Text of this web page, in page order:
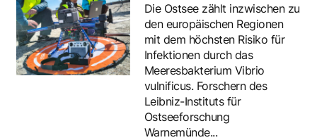
Die Ostsee zählt inzwischen zu
den europäischen Regionen
mit dem höchsten Risiko für
Infektionen durch das
Meeresbakterium Vibrio
vulnificus. Forschern des
Leibniz-Instituts für
Ostseeforschung
Warnemünde...